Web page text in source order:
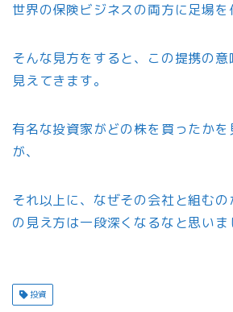
世界の保険ビジネスの両方に足場を
そんな見方をすると、この提携の意
見えてきます。
有名な投資家がどの株を買ったか
が、
それ以上に、なぜその会社と組む
の見え方は一段深くなるなと思いま
投資